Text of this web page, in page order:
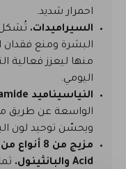
احمرار شديد.
السيراميدات. تُشكل
البشرة ومنع
منها ليعزز فعالية
اليومي.
النياسيناميد Niacinamide.
الواسعة عن طريق
ويحسّن توحيد لون
Acid والبانثينول.